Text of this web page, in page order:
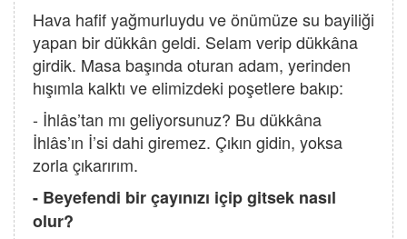
Hava hafif yağmurluydu ve önümüze su bayiliği
yapan bir dükkân geldi. Selam verip dükkâna
girdik. Masa başında oturan adam, yerinden
hışımla kalktı ve elimizdeki poşetlere bakıp:
- İhlâs’tan mı geliyorsunuz? Bu dükkâna
İhlâs’ın İ’si dahi giremez. Çıkın gidin, yoksa
zorla çıkarırım.
- Beyefendi bir çayınızı içip gitsek nasıl
olur?